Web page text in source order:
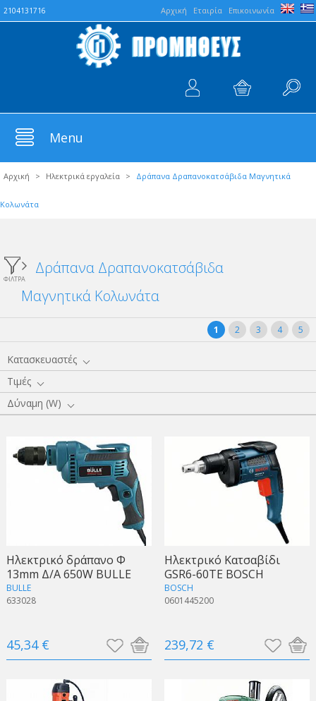
Aρχική Εταιρία Επικοινωνία
2104131716
Menu
Αρχική > Ηλεκτρικά εργαλεία > Δράπανα Δραπανοκατσάβιδα Μαγνητικά
Κολωνάτα
ΦΙΛΤΡΑ
Δράπανα Δραπανοκατσάβιδα
Μαγνητικά Κολωνάτα
1 2 3 4 5
Κατασκευαστές
Τιμές
Δύναμη (W)
Ηλεκτρικό δράπανο Φ
13mm Δ/Α 650W BULLE
BULLE
633028
45,34 €
Ηλεκτρικό Kατσαβίδι
GSR6-60TE BOSCH
BOSCH
0601445200
239,72 €